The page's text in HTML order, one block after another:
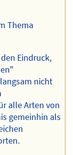
Thema
Eindruck,
nicht
alle Arten von
gemeinhin als